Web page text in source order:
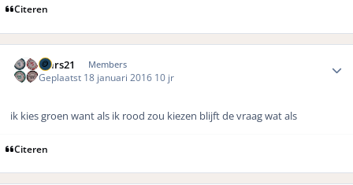
Citeren
mars21 Members
Geplaatst 18 januari 2016 10 jr
ik kies groen want als ik rood zou kiezen blijft de vraag wat als
Citeren